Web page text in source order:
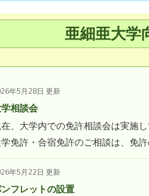
亜細亜大学
年5月28日 更新
相談会
、大学内での免許相談会は実施し
免許・合宿免許のご相談は、免
年5月22日 更新
フレットの設置